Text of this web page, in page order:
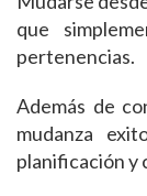
que
pertenencias.
Además de
mudanza
planificación y